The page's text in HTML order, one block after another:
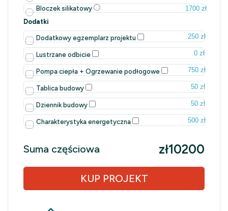
Bloczek silikatowy
1700 zł
Dodatki
Dodatkowy egzemplarz projektu 250 zł
Lustrzane odbicie 0 zł
Pompa ciepła + Ogrzewanie podłogowe 750 zł
Tablica budowy 50 zł
Dziennik budowy 50 zł
Charakterystyka energetyczna 500 zł
Suma częściowa zł10200
KUP PROJEKT